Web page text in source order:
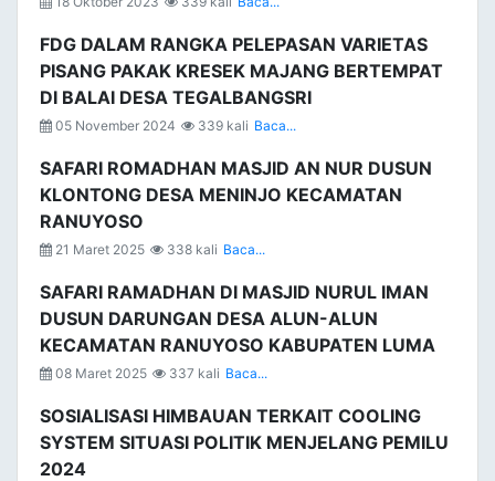
FDG DALAM RANGKA PELEPASAN VARIETAS
PISANG PAKAK KRESEK MAJANG BERTEMPAT
DI BALAI DESA TEGALBANGSRI
05 November 2024 339 kali Baca...
SAFARI ROMADHAN MASJID AN NUR DUSUN
KLONTONG DESA MENINJO KECAMATAN
RANUYOSO
21 Maret 2025 338 kali Baca...
SAFARI RAMADHAN DI MASJID NURUL IMAN
DUSUN DARUNGAN DESA ALUN-ALUN
KECAMATAN RANUYOSO KABUPATEN LUMA
08 Maret 2025 337 kali Baca...
SOSIALISASI HIMBAUAN TERKAIT COOLING
SYSTEM SITUASI POLITIK MENJELANG PEMILU
2024